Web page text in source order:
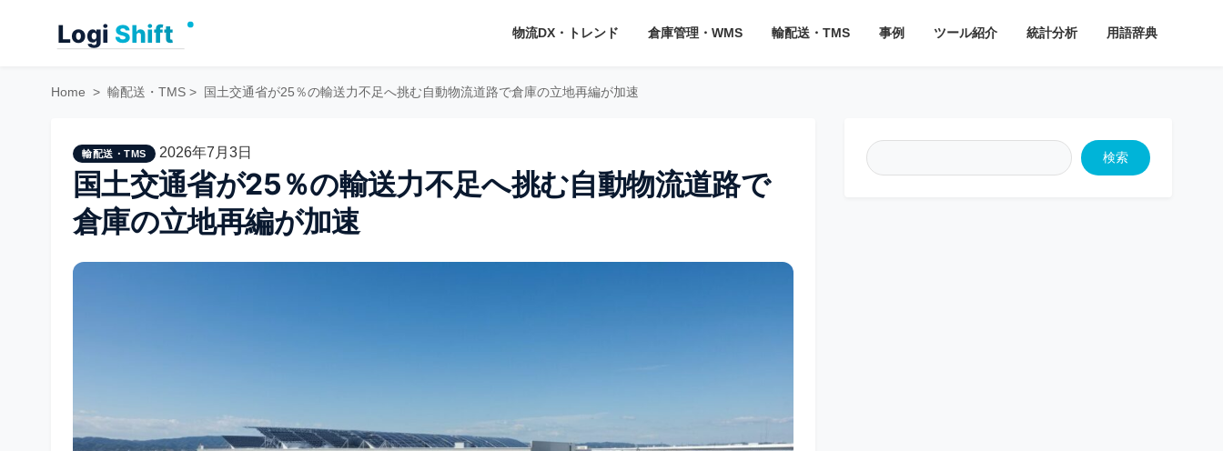
物流DX・トレンド 倉庫管理・WMS 輸配送・TMS 事例 ツール紹介 統計分析 用語辞典
Home > 輸配送・TMS > 国土交通省が25％の輸送力不足へ挑む自動物流道路で倉庫の立地再編が加速
輸配送・TMS 2026年7月3日
国土交通省が25％の輸送力不足へ挑む自動物流道路で
倉庫の立地再編が加速
検索